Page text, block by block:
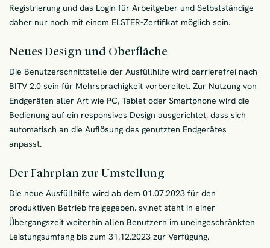
Registrierung und das Login für Arbeitgeber und Selbstständige
daher nur noch mit einem ELSTER-Zertifikat möglich sein.
Neues Design und Oberfläche
Die Benutzerschnittstelle der Ausfüllhilfe wird barrierefrei nach
BITV 2.0 sein für Mehrsprachigkeit vorbereitet. Zur Nutzung von
Endgeräten aller Art wie PC, Tablet oder Smartphone wird die
Bedienung auf ein responsives Design ausgerichtet, dass sich
automatisch an die Auflösung des genutzten Endgerätes
anpasst.
Der Fahrplan zur Umstellung
Die neue Ausfüllhilfe wird ab dem 01.07.2023 für den
produktiven Betrieb freigegeben. sv.net steht in einer
Übergangszeit weiterhin allen Benutzern im uneingeschränkten
Leistungsumfang bis zum 31.12.2023 zur Verfügung.